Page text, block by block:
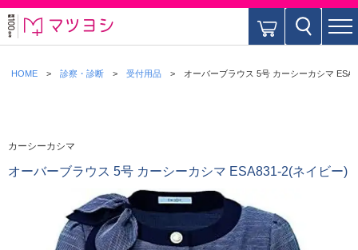
HOME 診察・診断 受付用品 オーバーブラウス 5号 カーシーカシマ
カーシーカシマ
オーバーブラウス 5号 カーシーカシマ ESA831-2(ネイビー)